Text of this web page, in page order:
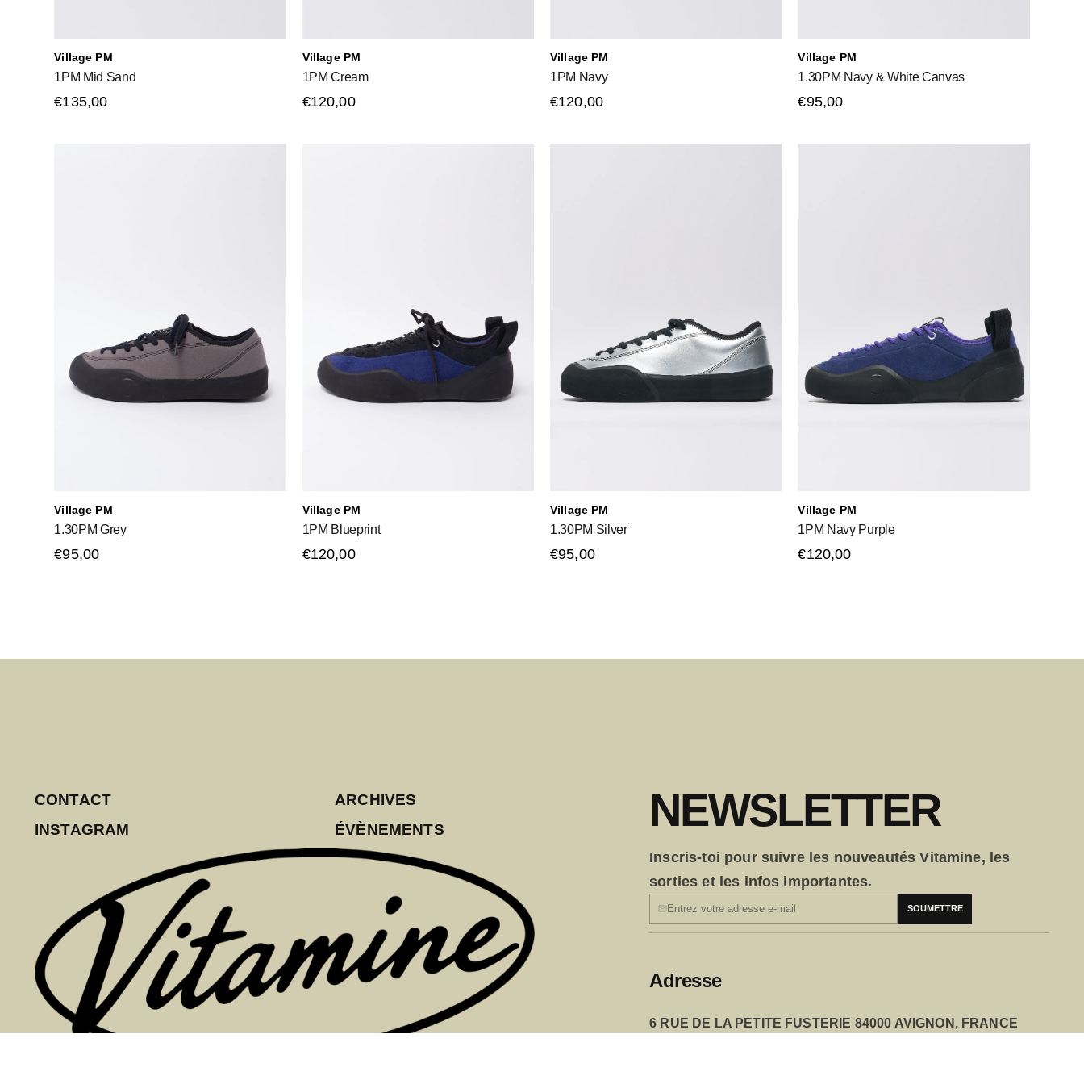
Village PM
1PM Mid Sand
€135,00
Village PM
1PM Cream
€120,00
Village PM
1PM Navy
€120,00
Village PM
1.30PM Navy & White Canvas
€95,00
Village PM
1.30PM Grey
€95,00
Village PM
1PM Blueprint
€120,00
Village PM
1.30PM Silver
€95,00
Village PM
1PM Navy Purple
€120,00
CONTACT
INSTAGRAM
ARCHIVES
ÉVÈNEMENTS
NEWSLETTER
Inscris-toi pour suivre les nouveautés Vitamine, les
sorties et les infos importantes.
Adresse
6 RUE DE LA PETITE FUSTERIE 84000 AVIGNON, FRANCE
SOUMETTRE